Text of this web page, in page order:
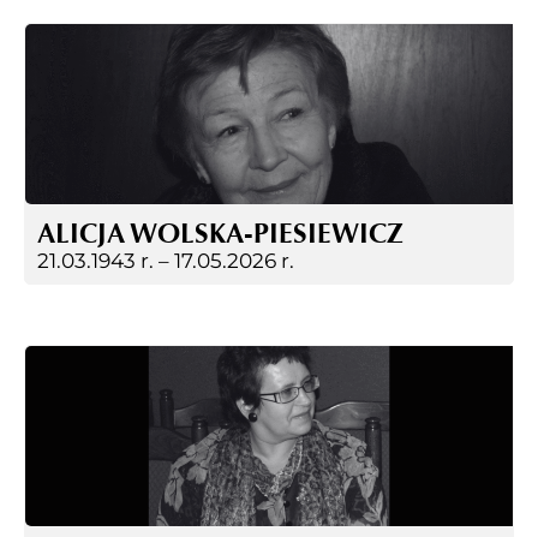
ALICJA WOLSKA-PIESIEWICZ
21.03.1943 r. – 17.05.2026 r.